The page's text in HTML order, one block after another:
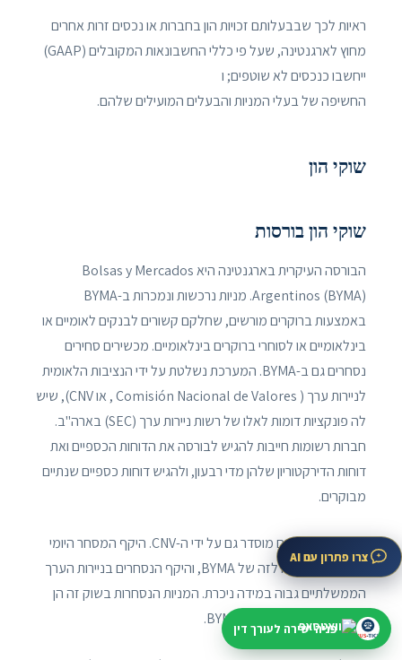
ראיות לכך שבבעלותם זכויות הון בחברות או נכסים זרות אחרים
מחוץ לארגנטינה, שעל פי כללי החשבונאות המקובלים (GAAP)
ייחשבו כנכסים לא שוטפים; ו
החשיפה של בעלי המניות והבעלים המועילים שלהם.
שוקי הון
שוקי הון בורסות
הבורסה העיקרית בארגנטינה היא Bolsas y Mercados
Argentinos (BYMA). מניות נרכשות ונמכרות ב-BYMA
באמצעות ברוקרים מורשים, שחלקם קשורים לבנקים לאומיים או
בינלאומיים או לסוחרי ברוקרים בינלאומיים. מכשירים סחירים
נסחרים גם ב-BYMA. המערכת נשלטת על ידי הנציבות הלאומית
לניירות ערך ( Comisión Nacional de Valores , או CNV), שיש
לה פונקציות דומות לאלו של רשות ניירות ערך (SEC) בארה"ב.
חברות רשומות חייבות להגיש לבורסה את הדוחות הכספיים ואת
דוחות הדירקטוריון שלהן מדי רבעון, ולהגיש דוחות כספיים שנתיים
מבוקרים.
השוק ללא מרשם מוסדר גם על ידי ה-CNV. היקף המסחר היומי
של המניות דומה לזה של BYMA, והיקף הנסחרים בניירות הערך
הממשלתיים גבוה במידה ניכרת. המניות הנסחרות בשוק זה הן
של החברות הנסחרות ב-BYMA.
צרו פתרון עם AI
פניה ישירה לעורך דין